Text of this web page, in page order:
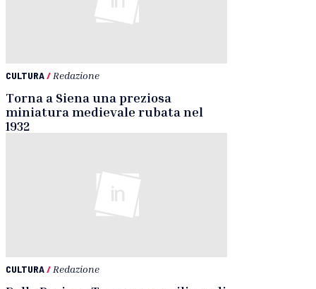
CULTURA/ Redazione
Torna a Siena una preziosa
miniatura medievale rubata nel
1932
CULTURA/Redazione